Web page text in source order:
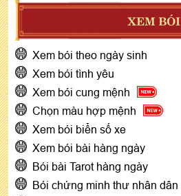
XEM BÓI
Xem bói theo ngày sinh
Xem bói tình yêu
Xem bói cung mệnh
Chọn màu hợp mệnh
Xem bói biển số xe
Xem bói bài hàng ngày
Bói bài Tarot hàng ngày
Bói chứng minh thư nhân dân